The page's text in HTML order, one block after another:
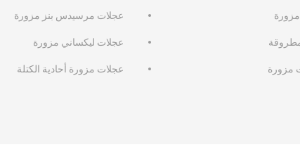
عجلات مرسيدس بنز مزورة
عجلات ليكساني مزورة
عجلات مزورة أحادية الكتلة